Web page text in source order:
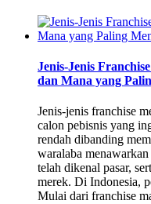
Jenis-Jenis
dan Mana yang
Jenis-jenis franchise
calon pebisnis yang
rendah dibanding
waralaba
telah dikenal pasar,
merek. Di Indonesia,
Mulai dari franchise